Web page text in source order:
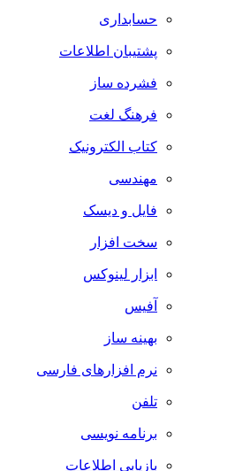
حسابداری
پشتیبان اطلاعات
فشرده ساز
فرهنگ لغت
کتاب الکترونیک
مهندسی
فایل و دیسک
سخت افزار
ابزار لینوکس
آفیس
بهینه ساز
نرم افزارهای فارسی
تلفن
برنامه نویسی
بازیابی اطلاعات